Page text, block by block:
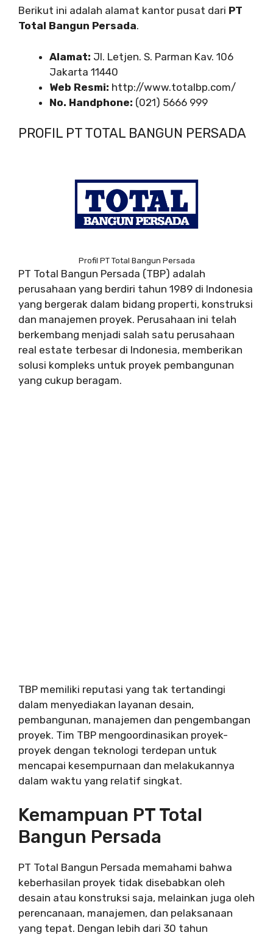
Berikut ini adalah alamat kantor pusat dari PT
Total Bangun Persada.
Alamat: Jl. Letjen. S. Parman Kav. 106
Jakarta 11440
Web Resmi: http://www.totalbp.com/
No. Handphone: (021) 5666 999
PROFIL PT TOTAL BANGUN PERSADA
Profil PT Total Bangun Persada
PT Total Bangun Persada (TBP) adalah
perusahaan yang berdiri tahun 1989 di Indonesia
yang bergerak dalam bidang properti, konstruksi
dan manajemen proyek. Perusahaan ini telah
berkembang menjadi salah satu perusahaan
real estate terbesar di Indonesia, memberikan
solusi kompleks untuk proyek pembangunan
yang cukup beragam.
TBP memiliki reputasi yang tak tertandingi
dalam menyediakan layanan desain,
pembangunan, manajemen dan pengembangan
proyek. Tim TBP mengoordinasikan proyek-
proyek dengan teknologi terdepan untuk
mencapai kesempurnaan dan melakukannya
dalam waktu yang relatif singkat.
Kemampuan PT Total
Bangun Persada
PT Total Bangun Persada memahami bahwa
keberhasilan proyek tidak disebabkan oleh
desain atau konstruksi saja, melainkan juga oleh
perencanaan, manajemen, dan pelaksanaan
yang tepat. Dengan lebih dari 30 tahun